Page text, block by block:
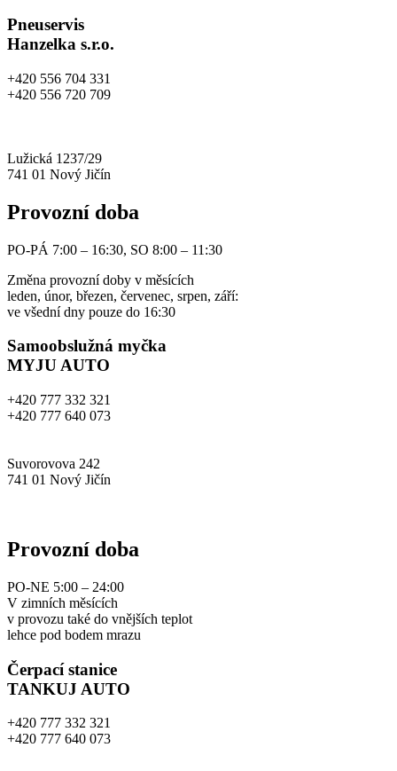
Pneuservis
Hanzelka s.r.o.
+420 556 704 331
+420 556 720 709
Lužická 1237/29
741 01 Nový Jičín
Provozní doba
PO-PÁ 7:00 – 16:30, SO 8:00 – 11:30
Změna provozní doby v měsících
leden, únor, březen, červenec, srpen, září:
ve všední dny pouze do 16:30
Samoobslužná myčka
MYJU AUTO
+420 777 332 321
+420 777 640 073
Suvorovova 242
741 01 Nový Jičín
Provozní doba
PO-NE 5:00 – 24:00
V zimních měsících
v provozu také do vnějších teplot
lehce pod bodem mrazu
Čerpací stanice
TANKUJ AUTO
+420 777 332 321
+420 777 640 073